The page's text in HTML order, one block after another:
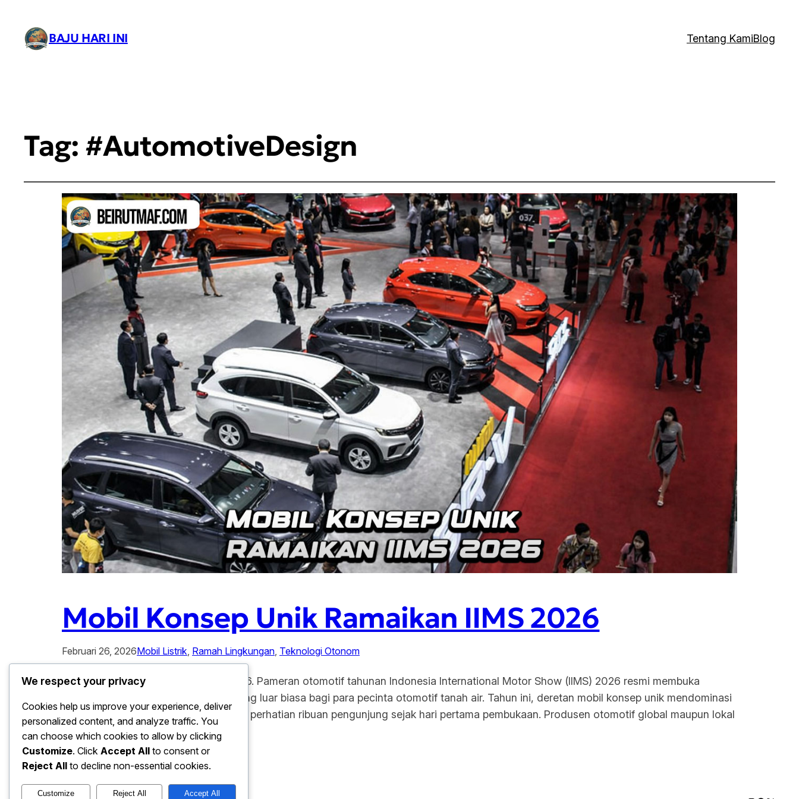
BAJU HARI INI Tentang KamiBlog
Tag: #AutomotiveDesign
Mobil Konsep Unik Ramaikan IIMS 2026
Februari 26, 2026Mobil Listrik, Ramah Lingkungan, Teknologi Otonom
Mobil Konsep Unik Ramaikan IIMS 2026. Pameran otomotif tahunan Indonesia International Motor Show (IIMS) 2026 resmi membuka
pintunya dengan kejutan teknologi yang luar biasa bagi para pecinta otomotif tanah air. Tahun ini, deretan mobil konsep unik mendominasi
panggung utama dan berhasil menarik perhatian ribuan pengunjung sejak hari pertama pembukaan. Produsen otomotif global maupun lokal
berlomba-lomba…
We respect your privacy
Cookies help us improve your experience, deliver
personalized content, and analyze traffic. You
can choose which cookies to allow by clicking
Customize. Click Accept All to consent or
Reject All to decline non-essential cookies.
Customize Reject All Accept All